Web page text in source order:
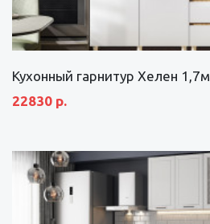
Кухонный гарнитур Хелен 1,7м
22830 р.